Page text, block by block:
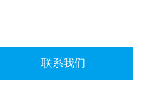
联系我们